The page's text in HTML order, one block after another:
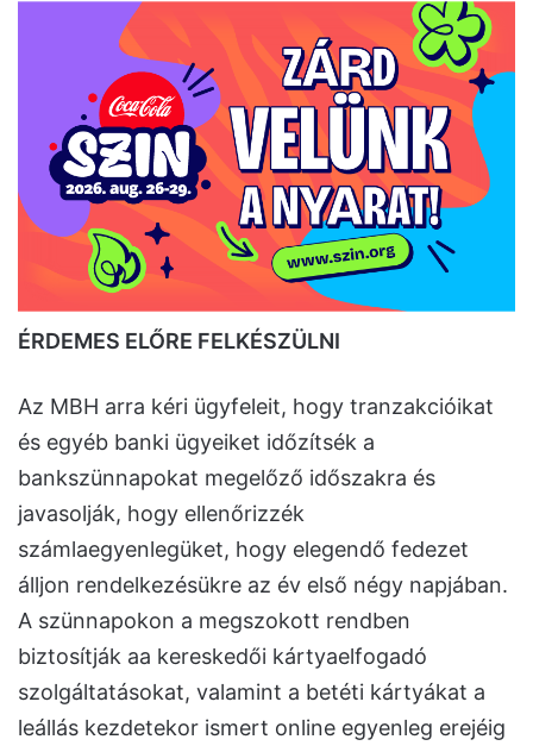
ÉRDEMES ELŐRE FELKÉSZÜLNI
Az MBH arra kéri ügyfeleit, hogy tranzakcióikat
és egyéb banki ügyeiket időzítsék a
bankszünnapokat megelőző időszakra és
javasolják, hogy ellenőrizzék
számlaegyenlegüket, hogy elegendő fedezet
álljon rendelkezésükre az év első négy napjában.
A szünnapokon a megszokott rendben
biztosítják aa kereskedői kártyaelfogadó
szolgáltatásokat, valamint a betéti kártyákat a
leállás kezdetekor ismert online egyenleg erejéig